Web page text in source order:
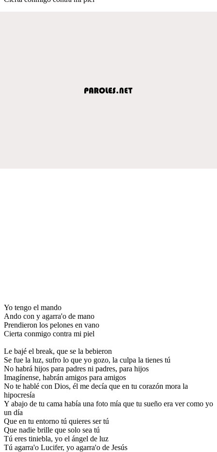
Yo tengo el mando
Ando con y agarra'o de mano
Prendieron los pelones en vano
Cierta conmigo contra mi piel
Le bajé el break, que se la bebieron
Se fue la luz, sufro lo que yo gozo, la culpa la tienes tú
No habrá hijos para padres ni padres, para hijos
Imagínense, habrán amigos para amigos
No te hablé con Dios, él me decía que en tu corazón mora la
hipocresía
Y abajo de tu cama había una foto mía que tu sueño era ver como yo
un día
Que en tu entorno tú quieres ser tú
Que nadie brille que solo sea tú
Tú eres tiniebla, yo el ángel de luz
Tú agarra'o Lucifer, yo agarra'o de Jesús